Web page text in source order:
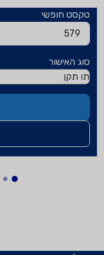
חופשי
האישור